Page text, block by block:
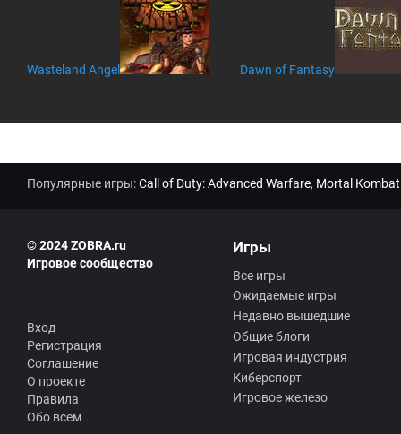
Wasteland Angel Dawn of Fantasy
Популярные игры:Call of Duty: Advanced Warfare, Mortal
© 2024 ZOBRA.ru
Игровое сообщество
Вход
Регистрация
Соглашение
О проекте
Правила
Обо всем
Игры
Все игры
Ожидаемые игры
Недавно вышедшие
Общие блоги
Игровая индустрия
Киберспорт
Игровое железо